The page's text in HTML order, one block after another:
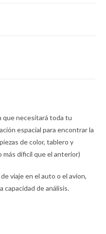
que necesitará toda tu
espacial para encontrar la
de color, tablero y
más dificil que el anterior)
viaje en el auto o el avion,
capacidad de análisis.